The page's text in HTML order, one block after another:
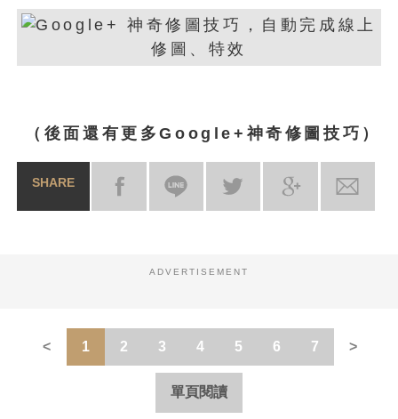
（後面還有更多Google+神奇修圖技巧）
SHARE
ADVERTISEMENT
1 2 3 4 5 6 7
單頁閱讀